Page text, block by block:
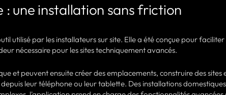
: une installation sans friction
utilisé par les installateurs sur site. Elle a été conçue pour faciliter
nécessaire pour les sites techniquement avancés.
et peuvent ensuite créer des emplacements, construire des sites
leur téléphone ou leur tablette. Des installations